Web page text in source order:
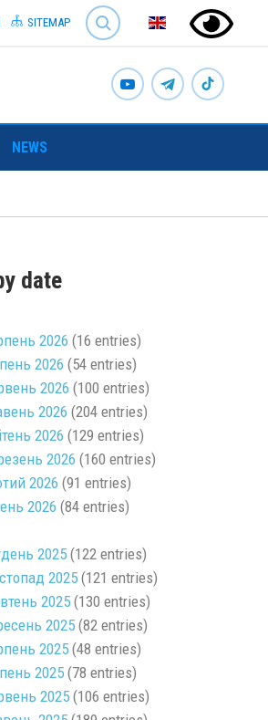
SEARCH
SITEMAP
NEWS
date
2026 (16 entries)
2026 (54 entries)
2026 (100 entries)
2026 (204 entries)
2026 (129 entries)
2026 (160 entries)
2026 (91 entries)
2026 (84 entries)
2025(122 entries)
2025(121 entries)
2025(130 entries)
2025(82 entries)
2025(48 entries)
2025(78 entries)
2025(106 entries)